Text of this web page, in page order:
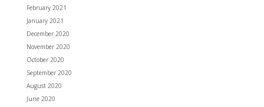
February 2021
January 2021
December 2020
November 2020
October 2020
September 2020
August 2020
June 2020